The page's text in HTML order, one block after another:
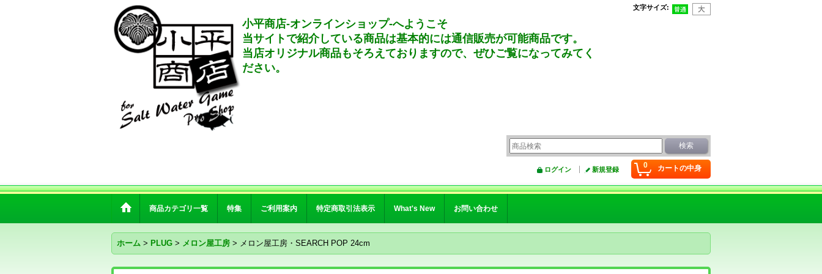
小平商店-オンラインショップ-へようこそ
当サイトで紹介している商品は基本的には通信販売が可能商品です。
当店オリジナル商品もそろえておりますので、ぜひご覧になってみてく
ださい。
文字サイズ:
0 カートの中身
ログイン 新規登録
商品カテゴリ一覧 特集 ご利用案内 特定商取引法表示 What's New お問い合わせ
ホーム > PLUG > メロン屋工房 > メロン屋工房・SEARCH POP 24cm